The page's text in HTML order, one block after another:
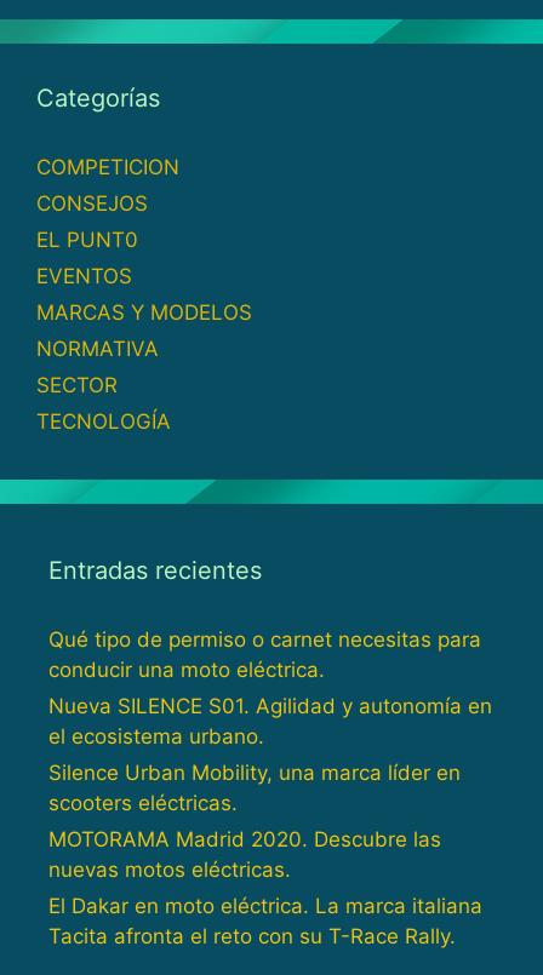
Categorías
COMPETICION
CONSEJOS
EL PUNT0
EVENTOS
MARCAS Y MODELOS
NORMATIVA
SECTOR
TECNOLOGÍA
Entradas recientes
Qué tipo de permiso o carnet necesitas para
conducir una moto eléctrica.
Nueva SILENCE S01. Agilidad y autonomía en
el ecosistema urbano.
Silence Urban Mobility, una marca líder en
scooters eléctricas.
MOTORAMA Madrid 2020. Descubre las
nuevas motos eléctricas.
El Dakar en moto eléctrica. La marca italiana
Tacita afronta el reto con su T-Race Rally.